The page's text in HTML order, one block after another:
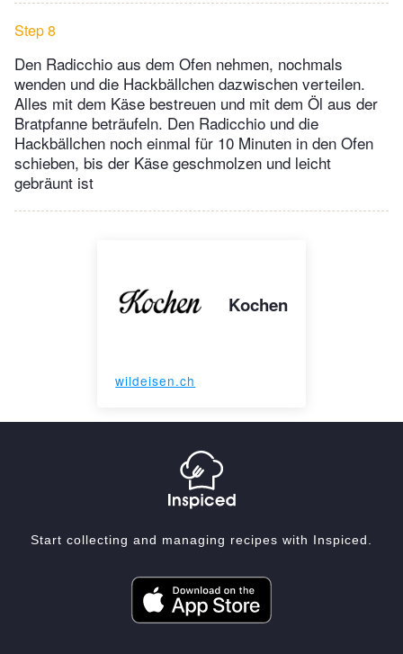
Step 8
Den Radicchio aus dem Ofen nehmen, nochmals
wenden und die Hackbällchen dazwischen verteilen.
Alles mit dem Käse bestreuen und mit dem Öl aus der
Bratpfanne beträufeln. Den Radicchio und die
Hackbällchen noch einmal für 10 Minuten in den Ofen
schieben, bis der Käse geschmolzen und leicht
gebräunt ist
Kochen
wildeisen.ch
Start collecting and managing recipes with Inspiced.